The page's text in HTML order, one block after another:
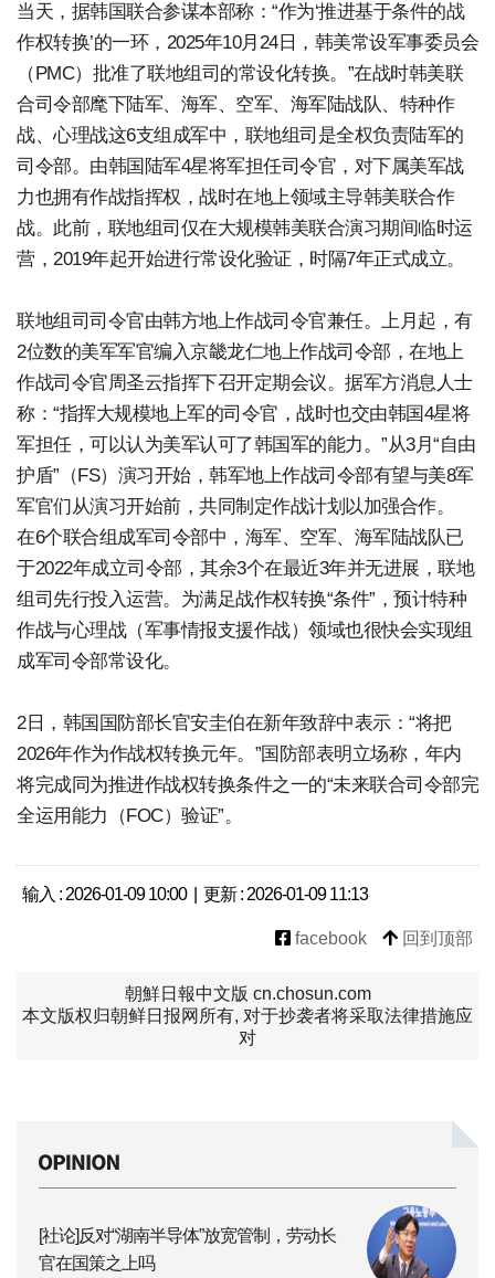
当天，据韩国联合参谋本部称：“作为‘推进基于条件的战
作权转换’的一环，2025年10月24日，韩美常设军事委员会
（PMC）批准了联地组司的常设化转换。”在战时韩美联
合司令部麾下陆军、海军、空军、海军陆战队、特种作
战、心理战这6支组成军中，联地组司是全权负责陆军的
司令部。由韩国陆军4星将军担任司令官，对下属美军战
力也拥有作战指挥权，战时在地上领域主导韩美联合作
战。此前，联地组司仅在大规模韩美联合演习期间临时运
营，2019年起开始进行常设化验证，时隔7年正式成立。
联地组司司令官由韩方地上作战司令官兼任。上月起，有
2位数的美军军官编入京畿龙仁地上作战司令部，在地上
作战司令官周圣云指挥下召开定期会议。据军方消息人士
称：“指挥大规模地上军的司令官，战时也交由韩国4星将
军担任，可以认为美军认可了韩国军的能力。”从3月“自由
护盾”（FS）演习开始，韩军地上作战司令部有望与美8军
军官们从演习开始前，共同制定作战计划以加强合作。
在6个联合组成军司令部中，海军、空军、海军陆战队已
于2022年成立司令部，其余3个在最近3年并无进展，联地
组司先行投入运营。为满足战作权转换“条件”，预计特种
作战与心理战（军事情报支援作战）领域也很快会实现组
成军司令部常设化。
2日，韩国国防部长官安圭伯在新年致辞中表示：“将把
2026年作为作战权转换元年。”国防部表明立场称，年内
将完成同为推进作战权转换条件之一的“未来联合司令部完
全运用能力（FOC）验证”。
输入 : 2026-01-09 10:00 | 更新 : 2026-01-09 11:13
facebook 回到顶部
朝鮮日報中文版 cn.chosun.com
本文版权归朝鲜日报网所有, 对于抄袭者将采取法律措施应
对
[社论]反对“湖南半导体”放宽管制，劳动长
官在国策之上吗